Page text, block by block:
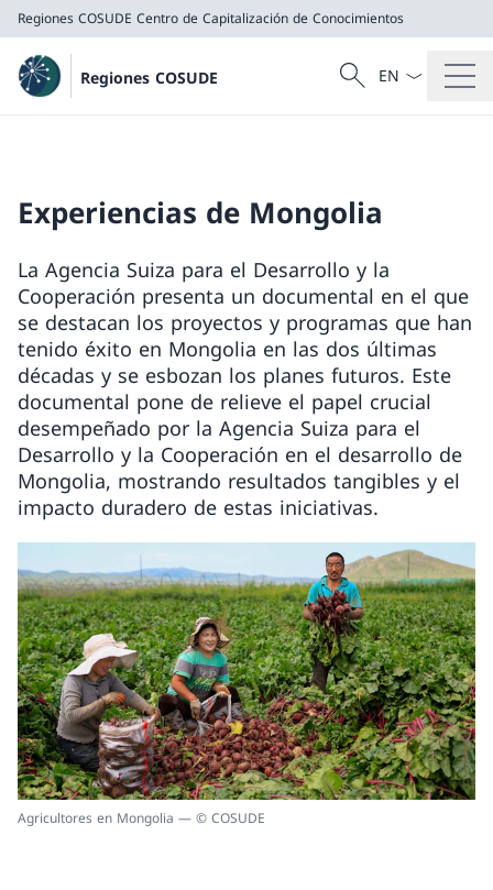
Regiones COSUDE Centro de Capitalización de Conocimientos
Regiones COSUDE
Centro de Capitalización de Conocimientos
Búsqueda
Buscar
Menú
Experiencias de Mongolia
La Agencia Suiza para el Desarrollo y la
Cooperación presenta un documental en el que
se destacan los proyectos y programas que han
tenido éxito en Mongolia en las dos últimas
décadas y se esbozan los planes futuros. Este
documental pone de relieve el papel crucial
desempeñado por la Agencia Suiza para el
Desarrollo y la Cooperación en el desarrollo de
Mongolia, mostrando resultados tangibles y el
impacto duradero de estas iniciativas.
Agricultores en Mongolia — © COSUDE